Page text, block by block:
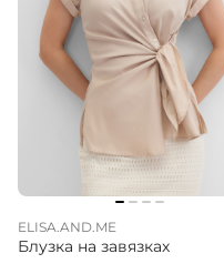
ELISA.AND.ME
Блузка на завязках